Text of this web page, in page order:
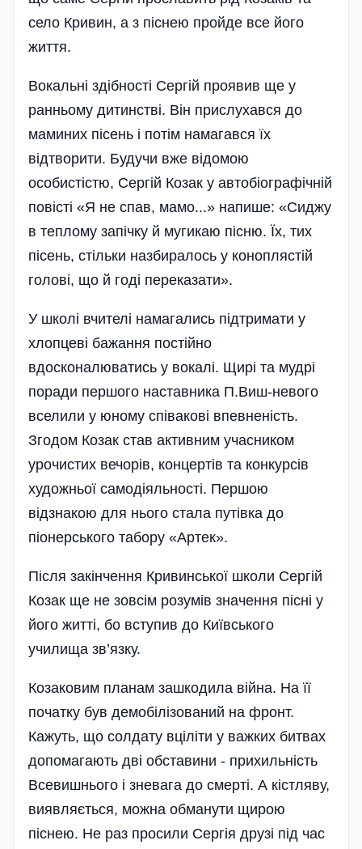
село Кривин, а з піснею пройде все його
життя.
Вокальні здібності Сергій проявив ще у
ранньо­му дитинстві. Він прислухався до
маминих пісень і потім намагався їх
відтворити. Будучи вже відомою
особистістю, Сергій Козак у автобіографічній
повісті «Я не спав, мамо...» напише: «Сиджу
в теплому запічку й мугикаю пісню. Їх, тих
пісень, стільки назби­ралось у коноплястій
голові, що й годі переказати».
У школі вчителі намагались підтримати у
хлопцеві бажання постійно
вдосконалюватись у вокалі. Щирі та мудрі
поради першого наставника П.Виш­-­нево­го
вселили у юному співакові впевненість.
Згодом Козак став активним учасником
урочистих вечор­ів, концертів та конкурсів
художньої самодіяльності. Першою
відзнакою для нього стала путівка до
піонерського табору «Артек».
Після закінчення Кривинської школи Сергій
Козак ще не зовсім розумів значення пісні у
його житті, бо вступив до Київського
училища зв’язку.
Козаковим планам зашкодила війна. На її
початку був демобілізований на фронт.
Кажуть, що солдату вціліти у важких битвах
допомагають дві обставини - прихильність
Всевишнього і зневага до смерті. А кістляву,
виявляється, можна обманути щирою
піснею. Не раз просили Сергія друзі під час